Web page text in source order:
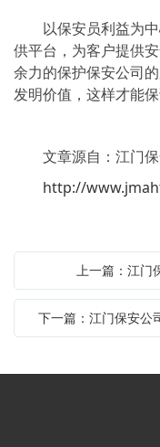
以保安员利益为中
供平台，为客户提供
余力的保护保安公司
发明价值，这样才能
文章源自：江门保
http://
上一篇：江门
下一篇：江门保安公